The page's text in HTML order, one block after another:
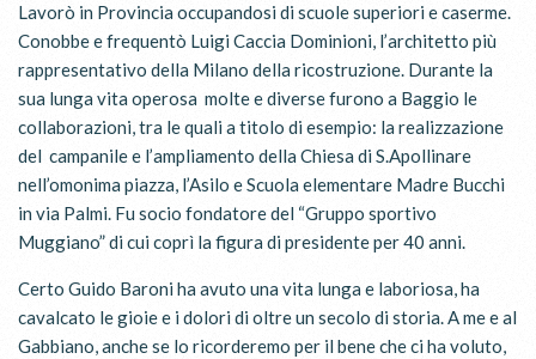
Lavorò in Provincia occupandosi di scuole superiori e caserme.
Conobbe e frequentò Luigi Caccia Dominioni, l’architetto più
rappresentativo della Milano della ricostruzione. Durante la
sua lunga vita operosa molte e diverse furono a Baggio le
collaborazioni, tra le quali a titolo di esempio: la realizzazione
del campanile e l’ampliamento della Chiesa di S.Apollinare
nell’omonima piazza, l’Asilo e Scuola elementare Madre Bucchi
in via Palmi. Fu socio fondatore del “Gruppo sportivo
Muggiano” di cui coprì la figura di presidente per 40 anni.
Certo Guido Baroni ha avuto una vita lunga e laboriosa, ha
cavalcato le gioie e i dolori di oltre un secolo di storia. A me e al
Gabbiano, anche se lo ricorderemo per il bene che ci ha voluto,